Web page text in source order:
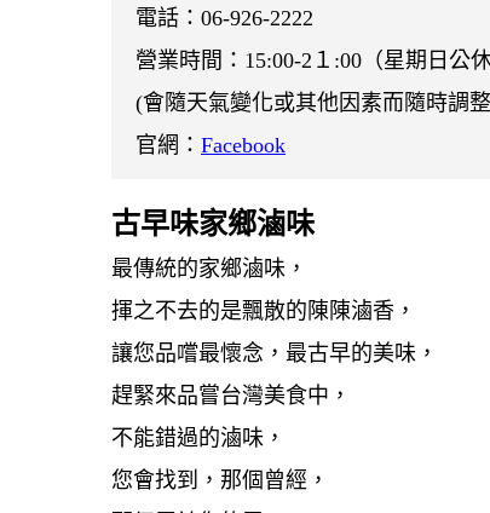
電話：06-926-2222
營業時間：15:00-2１:00（星期日公休
(會隨天氣變化或其他因素而隨時調
官網 ： Facebook
古早味家鄉滷味
最傳統的家鄉滷味，
揮之不去的是飄散的陳陳滷香，
讓您品嚐最懷念，最古早的美味，
趕緊來品嘗台灣美食中，
不能錯過的滷味，
您會找到，那個曾經，